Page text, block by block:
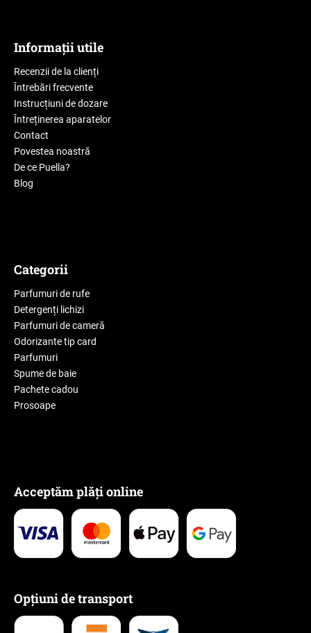
Informații utile
Recenzii de la clienți
Întrebări frecvente
Instrucțiuni de dozare
Întreținerea aparatelor
Contact
Povestea noastră
De ce Puella?
Blog
Categorii
Parfumuri de rufe
Detergenți lichizi
Parfumuri de cameră
Odorizante tip card
Parfumuri
Spume de baie
Pachete cadou
Prosoape
Acceptăm plăți online
Opțiuni de transport